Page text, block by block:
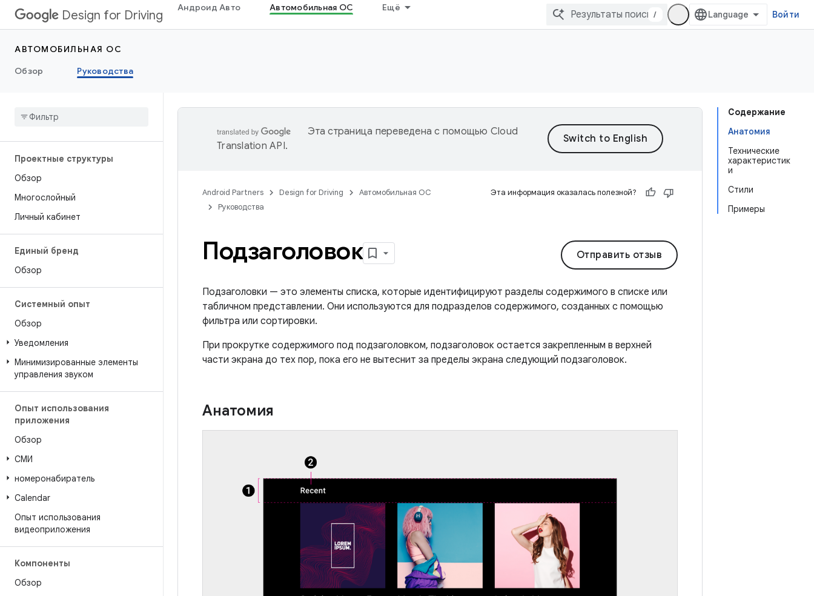
Design for Driving
Андроид Авто Автомобильная ОС Ещё
/ Войти
АВТОМОБИЛЬНАЯ ОС
Обзор
Руководства
Проектные структуры
Обзор
Многослойный
Личный кабинет
Единый бренд
Обзор
Системный опыт
Обзор
Уведомления
Минимизированные элементы
управления звуком
Опыт использования
приложения
Обзор
СМИ
номеронабиратель
Calendar
Опыт использования
видеоприложения
Компоненты
Обзор
Содержание
Анатомия
Технические
характеристик
и
Стили
Примеры
Эта страница переведена с помощью Cloud
Translation API.
Android Partners Design for Driving
Автомобильная ОС
Руководства
Эта информация оказалась полезной?
Отправить отзыв
Подзаголовок
Подзаголовки — это элементы списка, которые идентифицируют разделы содержимого в списке или
табличном представлении. Они используются для подразделов содержимого, созданных с помощью
фильтра или сортировки.
При прокрутке содержимого под подзаголовком, подзаголовок остается закрепленным в верхней
части экрана до тех пор, пока его не вытеснит за пределы экрана следующий подзаголовок.
Анатомия